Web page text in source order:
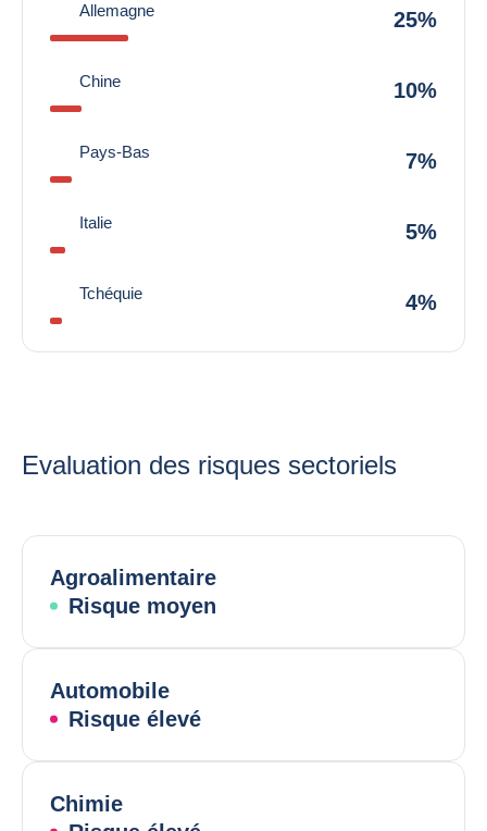
Allemagne 25%
Chine 10%
Pays-Bas 7%
Italie 5%
Tchéquie 4%
Evaluation des risques sectoriels
Agroalimentaire
Risque moyen
Automobile
Risque élevé
Chimie